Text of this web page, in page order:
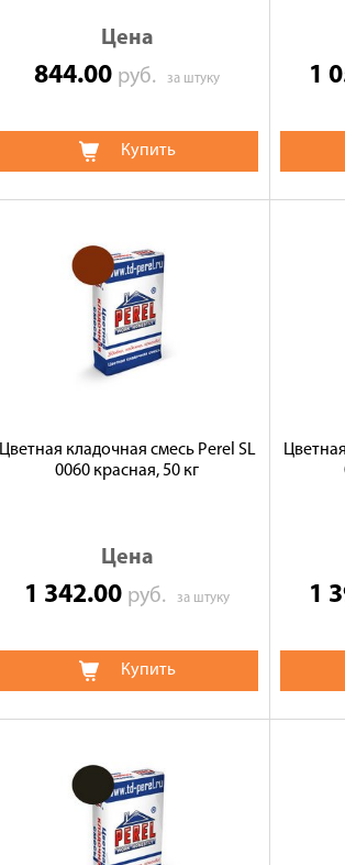
Цена
844.00 руб.за штуку
Купить
1
Цветная кладочная смесь Perel SL
0060 красная, 50 кг
Цена
1 342.00 руб.за штуку
Купить
1